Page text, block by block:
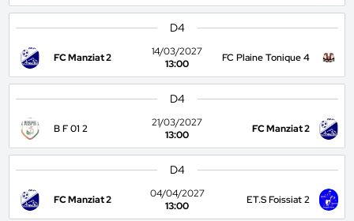
D4
FC Manziat 2
14/03/2027
13:00
FC Plaine Tonique 4
D4
B F 01 2
21/03/2027
13:00
FC Manziat 2
D4
FC Manziat 2
04/04/2027
13:00
ET.S Foissiat 2